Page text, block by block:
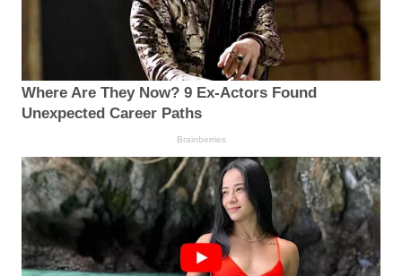
Where Are They Now? 9 Ex-Actors Found
Unexpected Career Paths
Brainberries